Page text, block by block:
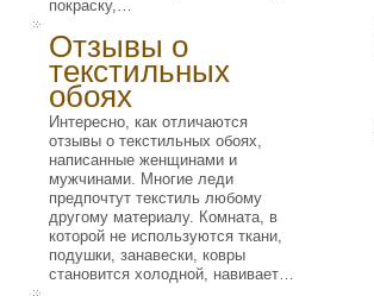
покраску,…
Отзывы о
текстильных
обоях
Интересно, как отличаются
отзывы о текстильных обоях,
написанные женщинами и
мужчинами. Многие леди
предпочтут текстиль любому
другому материалу. Комната, в
которой не используются ткани,
подушки, занавески, ковры
становится холодной, навивает…